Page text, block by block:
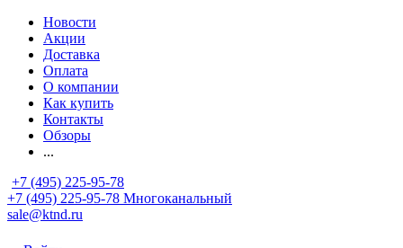
Новости
Акции
Доставка
Оплата
О компании
Как купить
Контакты
Обзоры
...
+7 (495) 225-95-78
+7 (495) 225-95-78 Многоканальный
sale@ktnd.ru